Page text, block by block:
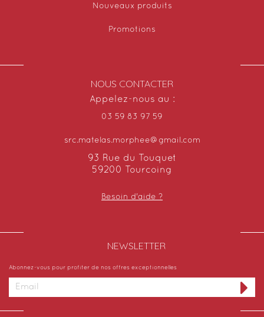
Nouveaux produits
Promotions
NOUS CONTACTER
Appelez-nous au :
03 59 83 97 59
src.matelas.morphee@gmail.com
93 Rue du Touquet
59200 Tourcoing
Besoin d'aide ?
NEWSLETTER​
Abonnez-vous pour profiter de nos offres exceptionnelles